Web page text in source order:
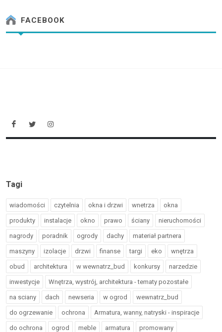
FACEBOOK
Tagi
wiadomości czytelnia okna i drzwi wnetrza okna
produkty instalacje okno prawo ściany nieruchomości
nagrody poradnik ogrody dachy materiał partnera
maszyny izolacje drzwi finanse targi eko wnętrza
obud architektura w wewnatrz_bud konkursy narzedzie
inwestycje Wnętrza, wystrój, architektura - tematy pozostałe
na sciany dach newseria w ogrod wewnatrz_bud
do ogrzewanie ochrona Armatura, wanny, natryski - inspiracje
do ochrona ogrod meble armatura promowany